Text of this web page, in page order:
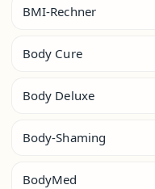
BMI-Rechner
Body Cure
Body Deluxe
Body-Shaming
BodyMed